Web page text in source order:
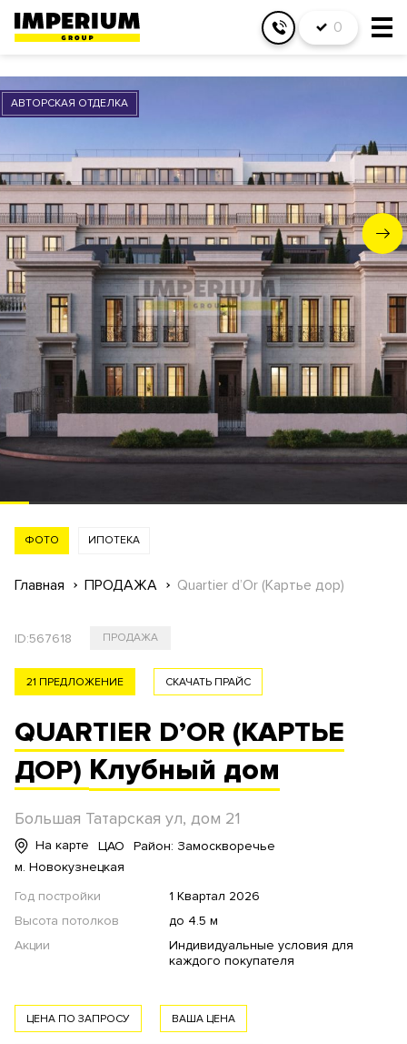
0
АВТОРСКАЯ ОТДЕЛКА
ФОТО ИПОТЕКА
Главная ПРОДАЖА Quartier d’Or (Картье дор)
ID:567618 ПРОДАЖА
СКАЧАТЬ ПРАЙС
21 ПРЕДЛОЖЕНИЕ
QUARTIER D’OR (КАРТЬЕ
ДОР) Клубный дом
Большая Татарская ул, дом 21
На карте ЦАО
Район: Замоскворечье
м. Новокузнецкая
Год постройки
1 Квартал 2026
Высота потолков
до 4.5 м
Акции
Индивидуальные условия для
каждого покупателя
ЦЕНА ПО ЗАПРОСУ ВАША ЦЕНА